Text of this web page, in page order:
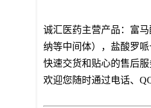
诚汇医药主营产品：富
纳等中间体），盐酸罗
快速交货和贴心的售后服
欢迎您随时通过电话、